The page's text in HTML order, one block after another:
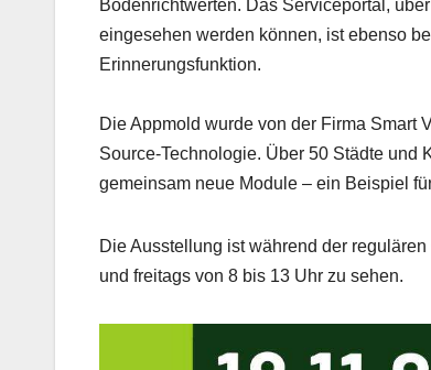
Bodenrichtwerten. Das Serviceportal,
eingesehen werden können, ist ebenso
Erinnerungsfunktion.
Die Appmold wurde von der Firma Smart
Source-Technologie. Über 50 Städte und
gemeinsam neue Module – ein Beispiel
Die Ausstellung ist während der
und freitags von 8 bis 13 Uhr zu sehen.